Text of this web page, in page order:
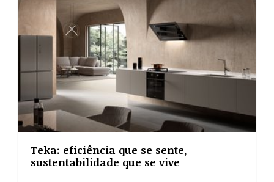
Teka: eficiência que se sente,
sustentabilidade que se vive